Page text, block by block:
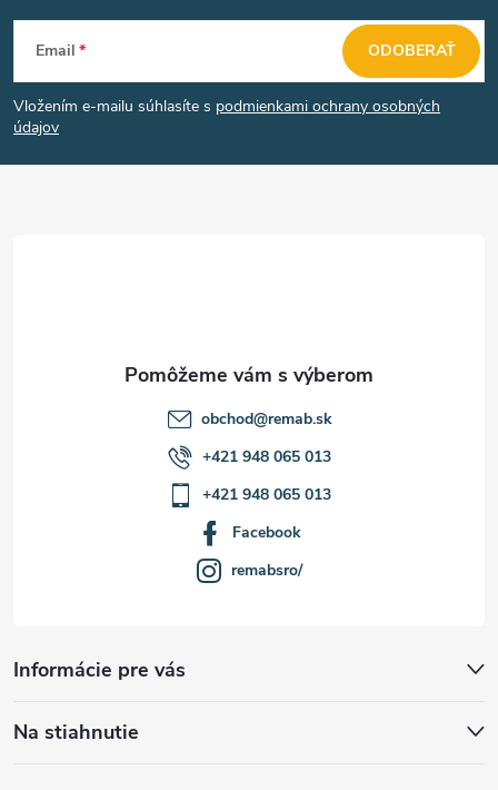
s
u
Z
á
p
Email
Vložením e-mailu súhlasíte s podmienkami ochrany osobných
údajov
ODOBERAŤ
Informácie pre vás
Na stiahnutie
obchod@remab.sk
+421 948 065 013
+421 948 065 013
Facebook
remabsro/